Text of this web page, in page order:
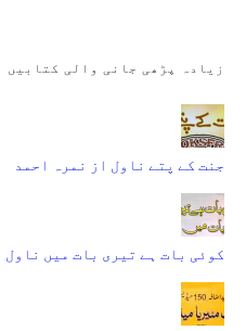
زیادہ پڑھی جانی والی کتابیں
جنت کے پتے ناول از نمرہ احمد
کوئی بات ہے تیری بات میں ناول